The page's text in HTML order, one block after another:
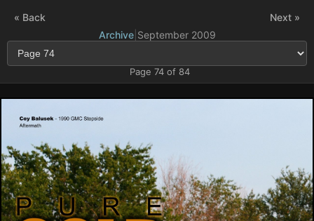
« Back
Archive| September 2009
Page 74 of 84
Next »